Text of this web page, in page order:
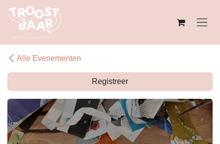
Overslaan naar inhoud
Alle Evenementen
Registreer